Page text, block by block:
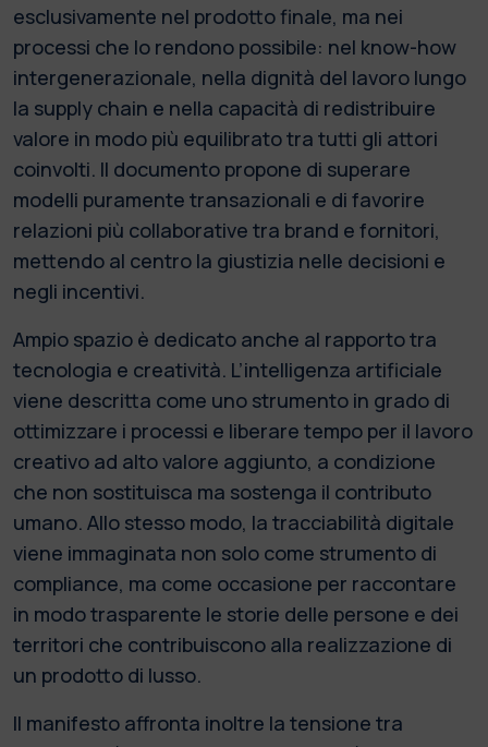
esclusivamente nel prodotto finale, ma nei
processi che lo rendono possibile: nel know-how
intergenerazionale, nella dignità del lavoro lungo
la supply chain e nella capacità di redistribuire
valore in modo più equilibrato tra tutti gli attori
coinvolti. Il documento propone di superare
modelli puramente transazionali e di favorire
relazioni più collaborative tra brand e fornitori,
mettendo al centro la giustizia nelle decisioni e
negli incentivi.
Ampio spazio è dedicato anche al rapporto tra
tecnologia e creatività. L’intelligenza artificiale
viene descritta come uno strumento in grado di
ottimizzare i processi e liberare tempo per il lavoro
creativo ad alto valore aggiunto, a condizione
che non sostituisca ma sostenga il contributo
umano. Allo stesso modo, la tracciabilità digitale
viene immaginata non solo come strumento di
compliance, ma come occasione per raccontare
in modo trasparente le storie delle persone e dei
territori che contribuiscono alla realizzazione di
un prodotto di lusso.
Il manifesto affronta inoltre la tensione tra